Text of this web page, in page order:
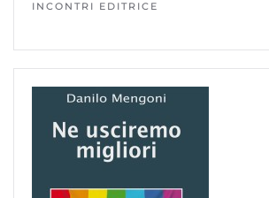
INCONTRI EDITRICE